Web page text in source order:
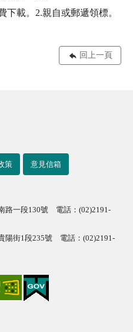
下載。2.親自或郵遞領標。
回上一頁
策 意見信箱
路一段130號 電話：(02)2191-
陽街1段235號 電話：(02)2191-